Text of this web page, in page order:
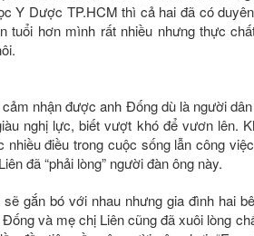
Y Dược TP.HCM thì cả hai đã có
tuổi hơn mình rất nhiều nhưng thực
nhận được anh Đống dù là người
nghị lực, biết vượt khó để vươn lên.
điều trong cuộc sống lẫn công
đã “phải lòng” người đàn ông này.
gắn bó với nhau nhưng gia đình hai
và mẹ chị Liên cũng đã xuôi lòng